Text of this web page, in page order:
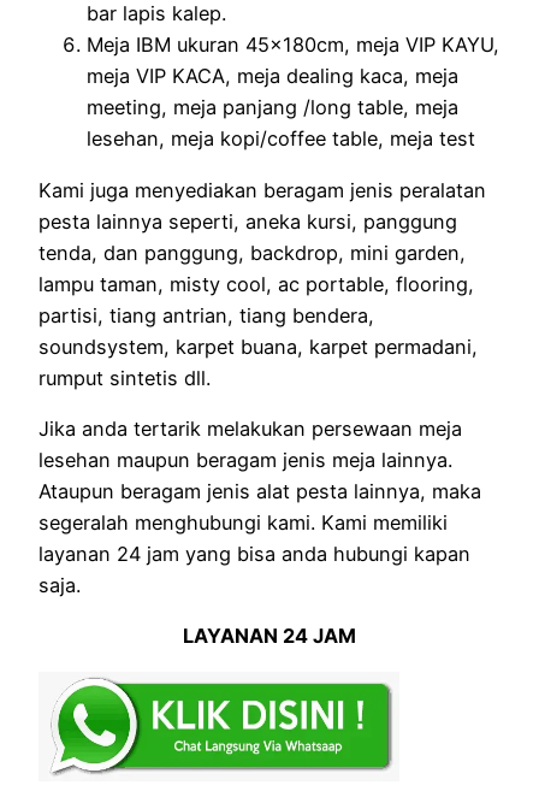
bar lapis kalep.
Meja IBM ukuran 45x180cm, meja VIP KAYU,
meja VIP KACA, meja dealing kaca, meja
meeting, meja panjang /long table, meja
lesehan, meja kopi/coffee table, meja test
Kami juga menyediakan beragam jenis peralatan
pesta lainnya seperti, aneka kursi, panggung
tenda, dan panggung, backdrop, mini garden,
lampu taman, misty cool, ac portable, flooring,
partisi, tiang antrian, tiang bendera,
soundsystem, karpet buana, karpet permadani,
rumput sintetis dll.
Jika anda tertarik melakukan persewaan meja
lesehan maupun beragam jenis meja lainnya.
Ataupun beragam jenis alat pesta lainnya, maka
segeralah menghubungi kami. Kami memiliki
layanan 24 jam yang bisa anda hubungi kapan
saja.
LAYANAN 24 JAM